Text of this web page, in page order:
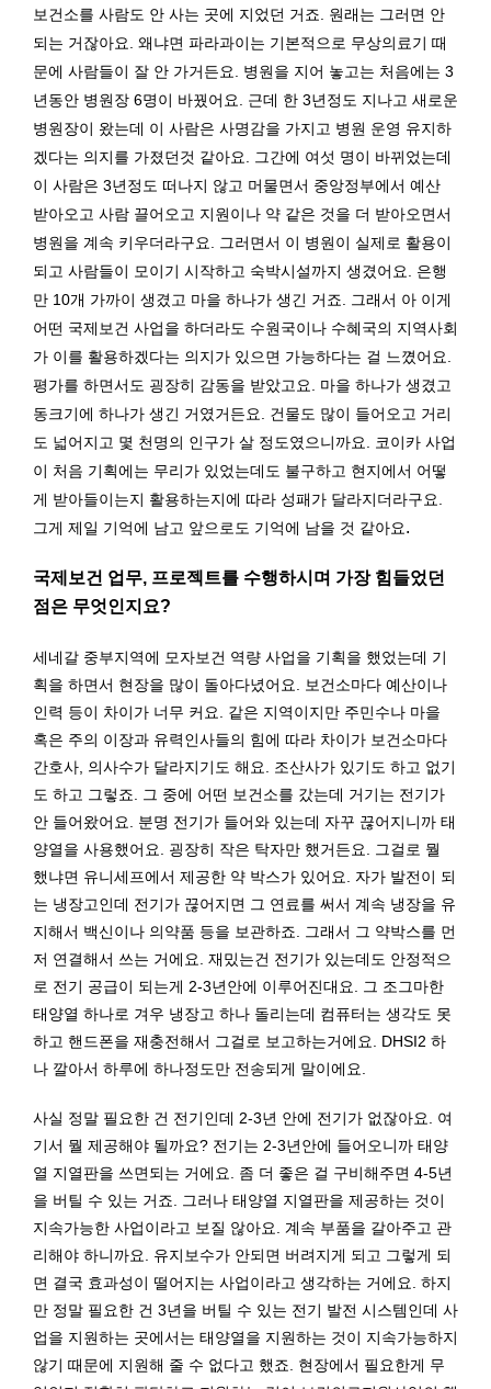
보건소를 사람도 안 사는 곳에 지었던 거죠. 원래는 그러면 안
되는 거잖아요. 왜냐면 파라과이는 기본적으로 무상의료기 때
문에 사람들이 잘 안 가거든요. 병원을 지어 놓고는 처음에는 3
년동안 병원장 6명이 바꿨어요. 근데 한 3년정도 지나고 새로운
병원장이 왔는데 이 사람은 사명감을 가지고 병원 운영 유지하
겠다는 의지를 가졌던것 같아요. 그간에 여섯 명이 바뀌었는데
이 사람은 3년정도 떠나지 않고 머물면서 중앙정부에서 예산
받아오고 사람 끌어오고 지원이나 약 같은 것을 더 받아오면서
병원을 계속 키우더라구요. 그러면서 이 병원이 실제로 활용이
되고 사람들이 모이기 시작하고 숙박시설까지 생겼어요. 은행
만 10개 가까이 생겼고 마을 하나가 생긴 거죠. 그래서 아 이게
어떤 국제보건 사업을 하더라도 수원국이나 수혜국의 지역사회
가 이를 활용하겠다는 의지가 있으면 가능하다는 걸 느꼈어요.
평가를 하면서도 굉장히 감동을 받았고요. 마을 하나가 생겼고
동크기에 하나가 생긴 거였거든요. 건물도 많이 들어오고 거리
도 넓어지고 몇 천명의 인구가 살 정도였으니까요. 코이카 사업
이 처음 기획에는 무리가 있었는데도 불구하고 현지에서 어떻
게 받아들이는지 활용하는지에 따라 성패가 달라지더라구요.
그게 제일 기억에 남고 앞으로도 기억에 남을 것 같아요.
국제보건 업무, 프로젝트를 수행하시며 가장 힘들었던
점은 무엇인지요?
세네갈 중부지역에 모자보건 역량 사업을 기획을 했었는데 기
획을 하면서 현장을 많이 돌아다녔어요. 보건소마다 예산이나
인력 등이 차이가 너무 커요. 같은 지역이지만 주민수나 마을
혹은 주의 이장과 유력인사들의 힘에 따라 차이가 보건소마다
간호사, 의사수가 달라지기도 해요. 조산사가 있기도 하고 없기
도 하고 그렇죠. 그 중에 어떤 보건소를 갔는데 거기는 전기가
안 들어왔어요. 분명 전기가 들어와 있는데 자꾸 끊어지니까 태
양열을 사용했어요. 굉장히 작은 탁자만 했거든요. 그걸로 뭘
했냐면 유니세프에서 제공한 약 박스가 있어요. 자가 발전이 되
는 냉장고인데 전기가 끊어지면 그 연료를 써서 계속 냉장을 유
지해서 백신이나 의약품 등을 보관하죠. 그래서 그 약박스를 먼
저 연결해서 쓰는 거에요. 재밌는건 전기가 있는데도 안정적으
로 전기 공급이 되는게 2-3년안에 이루어진대요. 그 조그마한
태양열 하나로 겨우 냉장고 하나 돌리는데 컴퓨터는 생각도 못
하고 핸드폰을 재충전해서 그걸로 보고하는거에요. DHSI2 하
나 깔아서 하루에 하나정도만 전송되게 말이에요.
사실 정말 필요한 건 전기인데 2-3년 안에 전기가 없잖아요. 여
기서 뭘 제공해야 될까요? 전기는 2-3년안에 들어오니까 태양
열 지열판을 쓰면되는 거에요. 좀 더 좋은 걸 구비해주면 4-5년
을 버틸 수 있는 거죠. 그러나 태양열 지열판을 제공하는 것이
지속가능한 사업이라고 보질 않아요. 계속 부품을 갈아주고 관
리해야 하니까요. 유지보수가 안되면 버려지게 되고 그렇게 되
면 결국 효과성이 떨어지는 사업이라고 생각하는 거에요. 하지
만 정말 필요한 건 3년을 버틸 수 있는 전기 발전 시스템인데 사
업을 지원하는 곳에서는 태양열을 지원하는 것이 지속가능하지
않기 때문에 지원해 줄 수 없다고 했죠. 현장에서 필요한게 무